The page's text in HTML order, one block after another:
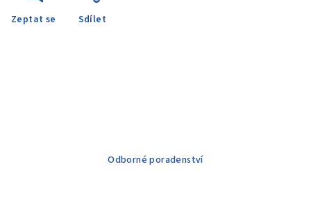
Zeptat se Sdílet
Odborné poradenství